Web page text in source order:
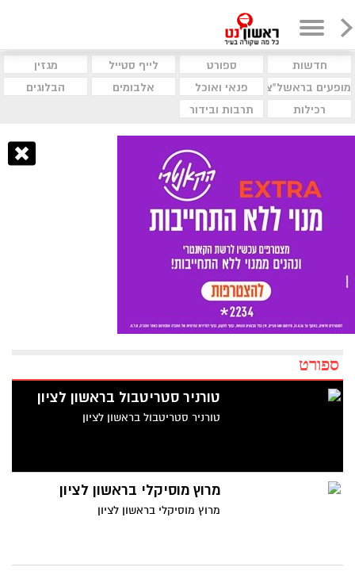
חדשות ספורט לייף סטייל
מגזין
מופעים בראשל"צ
פנאי ואוכל אלבומים
הבלוגים
רכילות
תרבות ובידור
ספורט
טורניר סטריטבול בראשון לציון
טורניר סטריטבול בראשון לציון
מרוץ מוסיקלי בראשון לציון
מרוץ מוסיקלי בראשון לציון